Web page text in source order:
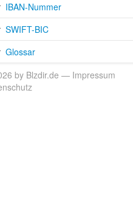
IBAN-Nummer
SWIFT-BIC
Glossar
by Blzdir.de — Impressum